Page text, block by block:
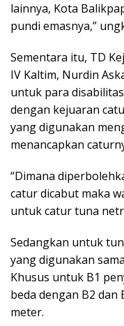
lainnya, Kota
pundi emasnya,”
Sementara itu, TD
IV Kaltim, Nurdin
untuk para
dengan kejuaran
yang digunakan
menancapkan
“Dimana
catur dicabut maka
untuk catur tuna
Sedangkan untuk
yang digunakan
Khusus untuk B1
beda dengan B2 dan
meter.